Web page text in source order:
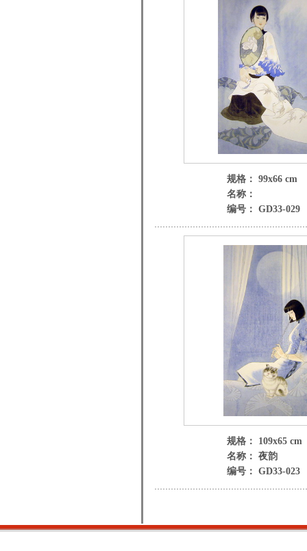
规格： 99x66 cm
名称：
编号： GD33-029
规格： 109x65 cm
名称： 夜韵
编号： GD33-023